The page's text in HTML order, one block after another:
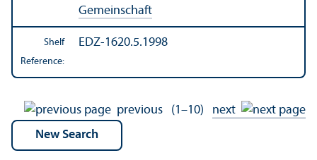
Gemeinschaft
Shelf
Reference:
EDZ-1620.5.1998
previous (1–10) next